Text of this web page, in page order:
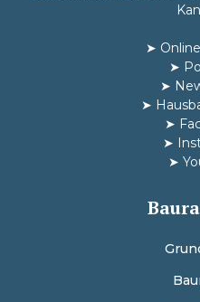
➤
➤
➤
➤
➤
➤
➤